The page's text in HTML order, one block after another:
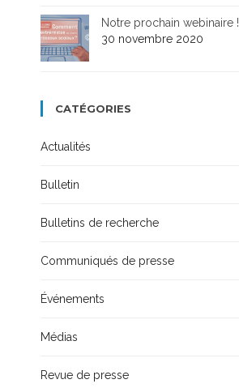
Notre prochain webinaire !
30 novembre 2020
CATÉGORIES
Actualités
Bulletin
Bulletins de recherche
Communiqués de presse
Événements
Médias
Revue de presse